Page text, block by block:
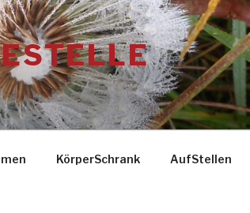
KörperSchrank AufStellen